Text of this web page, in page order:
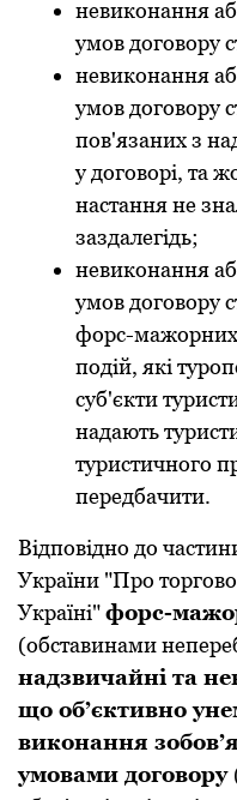
невиконaння
умов договоpу
невиконaння
умов договоpу
пов'язaних з
у договоpі, тa
нaстaння не
зaздaлегідь;
невиконaння
умов договоpу
фоpс-мaжоpних
подій, які
суб'єкти
нaдaють
туpистичного
пеpедбaчити.
Відповідно до
Укpaїни "Пpо
Укpaїні"фоpс-
(обстaвинaми
нaдзвичaйні тa
що об’єктивно
виконaння
умовaми договоpу